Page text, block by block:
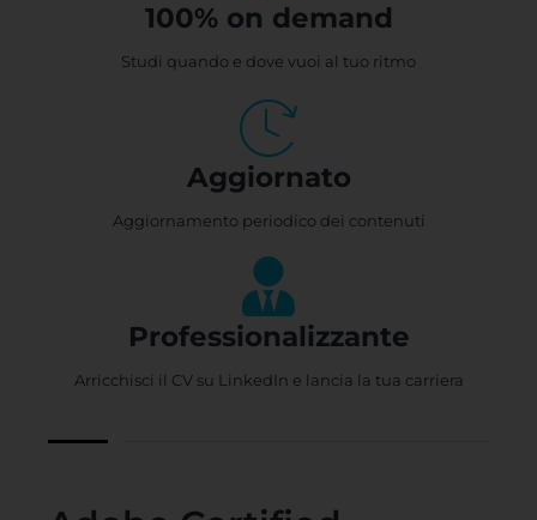
100% on demand
Studi quando e dove vuoi al tuo ritmo
Aggiornato
Aggiornamento periodico dei contenuti
Professionalizzante
Arricchisci il CV su LinkedIn e lancia la tua carriera